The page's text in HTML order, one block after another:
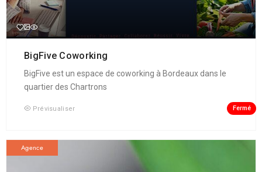
BigFive Coworking
BigFive est un espace de coworking à Bordeaux dans le
quartier des Chartrons
Prévisualiser Fermé
Agence